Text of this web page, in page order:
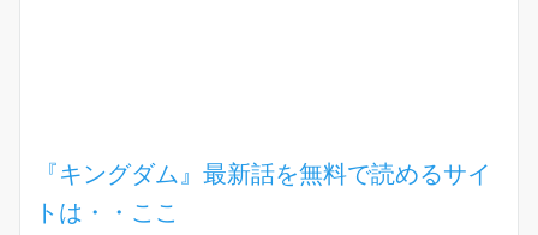
『キングダム』最新話を無料で読めるサイ
トは・・ここ